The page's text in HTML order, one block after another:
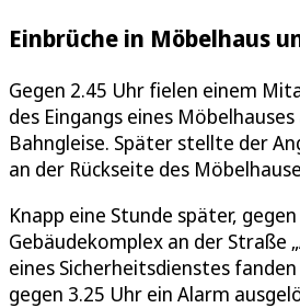
Einbrüche in Möbelhaus
Gegen 2.45 Uhr fielen einem
des Eingangs eines
Bahngleise. Später stellte der
an der Rückseite des
Knapp eine Stunde später,
Gebäudekomplex an der
eines Sicherheitsdienstes
gegen 3.25 Uhr ein Alarm